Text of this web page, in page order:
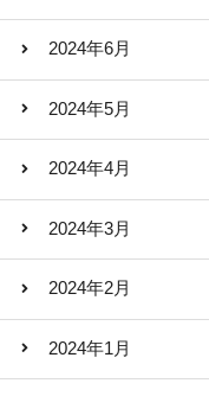
2024年6月
2024年5月
2024年4月
2024年3月
2024年2月
2024年1月